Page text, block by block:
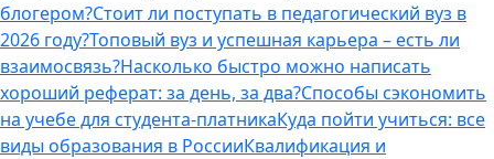
блогером?Стоит ли поступать в педагогический вуз в
2026 году?Топовый вуз и успешная карьера – есть ли
взаимосвязь?Насколько быстро можно написать
хороший реферат: за день, за два?Способы сэкономить
на учебе для студента-платникаКуда пойти учиться: все
виды образования в РоссииКвалификация и